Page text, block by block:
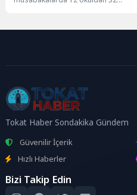
Tokat Haber Sondakika Gündem
Güvenilir İçerik
Hızlı Haberler
Bizi Takip Edin